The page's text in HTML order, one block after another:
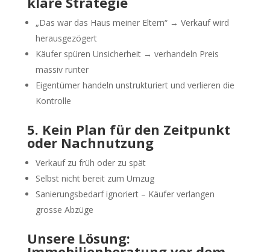
„Das war das Haus meiner Eltern“ → Verkauf wird
herausgezögert
Käufer spüren Unsicherheit → verhandeln Preis
massiv runter
Eigentümer handeln unstrukturiert und verlieren die
Kontrolle
5. Kein Plan für den Zeitpunkt
oder Nachnutzung
Verkauf zu früh oder zu spät
Selbst nicht bereit zum Umzug
Sanierungsbedarf ignoriert – Käufer verlangen
grosse Abzüge
Unsere Lösung: